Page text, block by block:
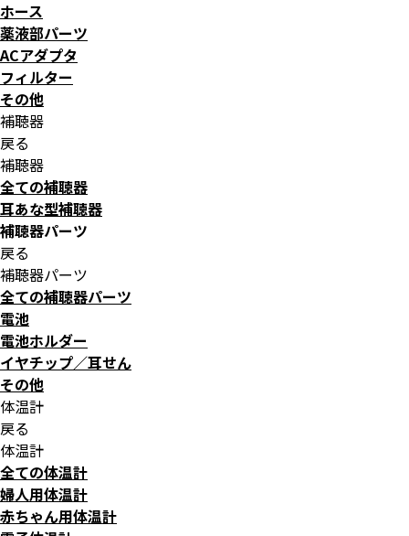
ホース
薬液部パーツ
ACアダプタ
フィルター
その他
補聴器
戻る
補聴器
全ての補聴器
耳あな型補聴器
補聴器パーツ
戻る
補聴器パーツ
全ての補聴器パーツ
電池
電池ホルダー
イヤチップ／耳せん
その他
体温計
戻る
体温計
全ての体温計
婦人用体温計
赤ちゃん用体温計